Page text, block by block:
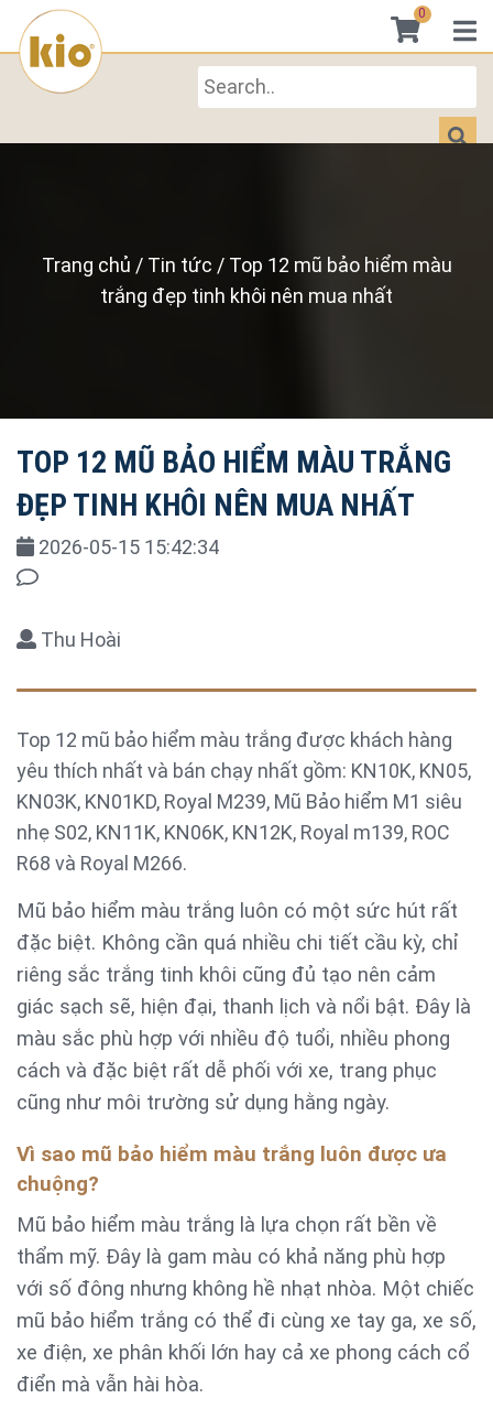
0
Trang chủ / Tin tức / Top 12 mũ bảo hiểm màu
trắng đẹp tinh khôi nên mua nhất
TOP 12 MŨ BẢO HIỂM MÀU TRẮNG
ĐẸP TINH KHÔI NÊN MUA NHẤT
2026-05-15 15:42:34
Thu Hoài
Top 12 mũ bảo hiểm màu trắng được khách hàng
yêu thích nhất và bán chạy nhất gồm: KN10K, KN05,
KN03K, KN01KD, Royal M239, Mũ Bảo hiểm M1 siêu
nhẹ S02, KN11K, KN06K, KN12K, Royal m139, ROC
R68 và Royal M266.
Mũ bảo hiểm màu trắng luôn có một sức hút rất
đặc biệt. Không cần quá nhiều chi tiết cầu kỳ, chỉ
riêng sắc trắng tinh khôi cũng đủ tạo nên cảm
giác sạch sẽ, hiện đại, thanh lịch và nổi bật. Đây là
màu sắc phù hợp với nhiều độ tuổi, nhiều phong
cách và đặc biệt rất dễ phối với xe, trang phục
cũng như môi trường sử dụng hằng ngày.
Vì sao mũ bảo hiểm màu trắng luôn được ưa
chuộng?
Mũ bảo hiểm màu trắng là lựa chọn rất bền về
thẩm mỹ. Đây là gam màu có khả năng phù hợp
với số đông nhưng không hề nhạt nhòa. Một chiếc
mũ bảo hiểm trắng có thể đi cùng xe tay ga, xe số,
xe điện, xe phân khối lớn hay cả xe phong cách cổ
điển mà vẫn hài hòa.